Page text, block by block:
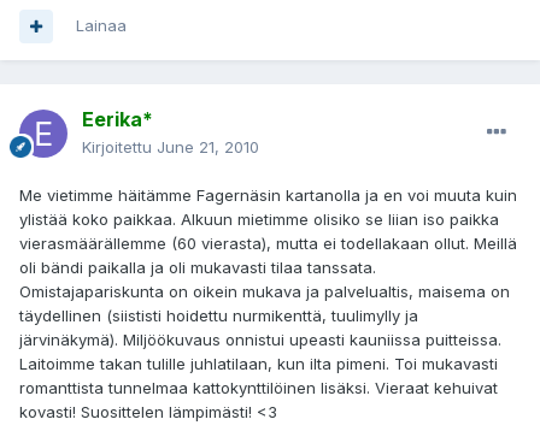
Lainaa
Eerika*
Kirjoitettu June 21, 2010
Me vietimme häitämme Fagernäsin kartanolla ja en voi muuta kuin
ylistää koko paikkaa. Alkuun mietimme olisiko se liian iso paikka
vierasmäärällemme (60 vierasta), mutta ei todellakaan ollut. Meillä
oli bändi paikalla ja oli mukavasti tilaa tanssata.
Omistajapariskunta on oikein mukava ja palvelualtis, maisema on
täydellinen (siististi hoidettu nurmikenttä, tuulimylly ja
järvinäkymä). Miljöökuvaus onnistui upeasti kauniissa puitteissa.
Laitoimme takan tulille juhlatilaan, kun ilta pimeni. Toi mukavasti
romanttista tunnelmaa kattokynttilöinen lisäksi. Vieraat kehuivat
kovasti! Suosittelen lämpimästi! <3